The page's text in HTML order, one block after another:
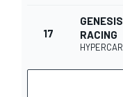
17
RACING
HYPERCAR